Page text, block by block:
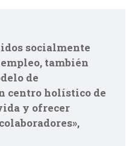
socialmente
también
de
centro holístico de
y ofrecer